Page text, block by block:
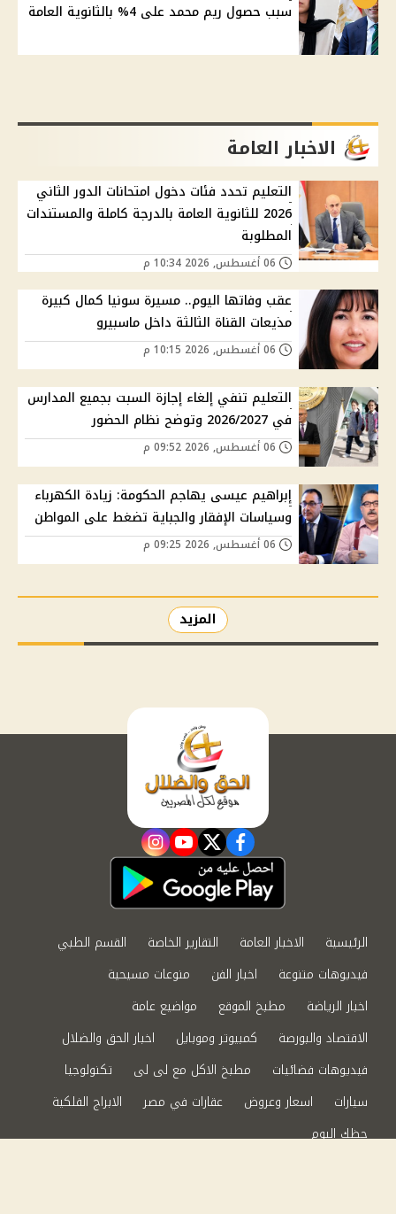
سبب حصول ريم محمد على 4% بالثانوية العامة
الاخبار العامة
التعليم تحدد فئات دخول امتحانات الدور الثاني
2026 للثانوية العامة بالدرجة كاملة والمستندات
المطلوبة
عقب وفاتها اليوم.. مسيرة سونيا كمال كبيرة
مذيعات القناة الثالثة داخل ماسبيرو
التعليم تنفي إلغاء إجازة السبت بجميع المدارس
في 2026/2027 وتوضح نظام الحضور
إبراهيم عيسى يهاجم الحكومة: زيادة الكهرباء
وسياسات الإفقار والجباية تضغط على المواطن
المزيد
facebook
twitter
youtube
instagram
الرئيسية الاخبار العامة التقارير الخاصة
القسم الطبي
فيديوهات متنوعة
اخبار الفن
منوعات مسيحية
اخبار الرياضة
مطبخ الموقع
مواضيع عامة
الاقتصاد والبورصة
كمبيوتر وموبايل
اخبار الحق والضلال
فيديوهات فضائيات
مطبخ الاكل مع لى لى
تكنولوجيا
سيارات
اسعار وعروض عقارات في مصر
الابراج الفلكية
حظك اليوم